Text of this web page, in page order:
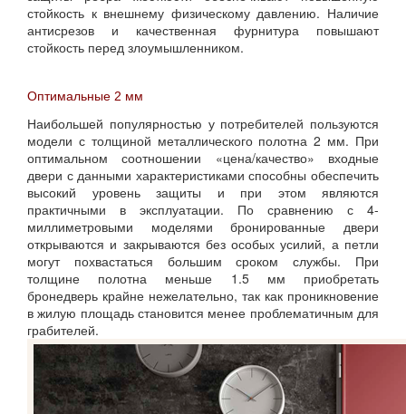
стойкость к внешнему физическому давлению. Наличие
антисрезов и качественная фурнитура повышают
стойкость перед злоумышленником.
Оптимальные 2 мм
Наибольшей популярностью у потребителей пользуются
модели с толщиной металлического полотна 2 мм. При
оптимальном соотношении «цена/качество» входные
двери с данными характеристиками способны обеспечить
высокий уровень защиты и при этом являются
практичными в эксплуатации. По сравнению с 4-
миллиметровыми моделями бронированные двери
открываются и закрываются без особых усилий, а петли
могут похвастаться большим сроком службы. При
толщине полотна меньше 1.5 мм приобретать
бронедверь крайне нежелательно, так как проникновение
в жилую площадь становится менее проблематичным для
грабителей.